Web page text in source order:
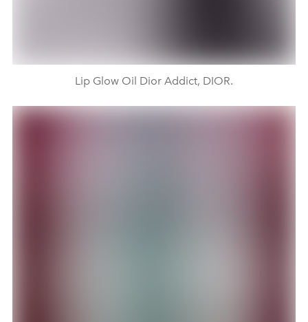
Lip Glow Oil Dior Addict, DIOR.